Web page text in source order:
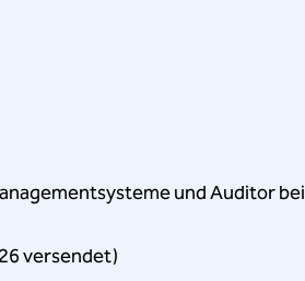
und Auditor bei
versendet)